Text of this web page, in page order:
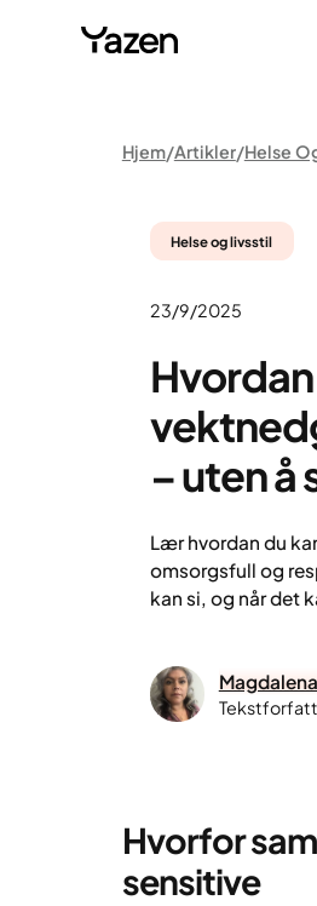
Hjem Artikler Helse
Helse og livsstil
23/9/2025
– uten å
Lær hvordan du
omsorgsfull og
kan si, og når det
Hvorfor
sensitive